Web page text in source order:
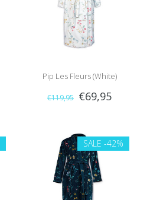
Pip Les Fleurs (White)
€119,95 €69,95
SALE -42%